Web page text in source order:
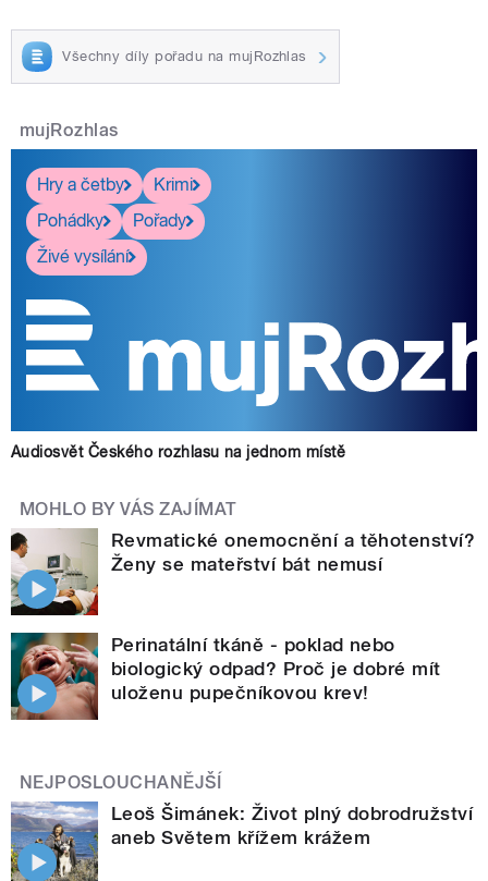
Všechny díly pořadu na mujRozhlas
mujRozhlas
Hry a četby
Krimi
Pohádky
Pořady
Živé vysílání
Audiosvět Českého rozhlasu na jednom místě
MOHLO BY VÁS ZAJÍMAT
Revmatické onemocnění a těhotenství?
Ženy se mateřství bát nemusí
Perinatální tkáně - poklad nebo
biologický odpad? Proč je dobré mít
uloženu pupečníkovou krev!
NEJPOSLOUCHANĚJŠÍ
Leoš Šimánek: Život plný dobrodružství
aneb Světem křížem krážem